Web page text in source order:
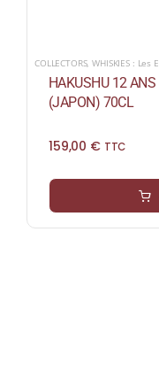
COLLECTORS,WHISKIES : Les
HAKUSHU 12
(JAPON) 70CL
159,00 € TTC